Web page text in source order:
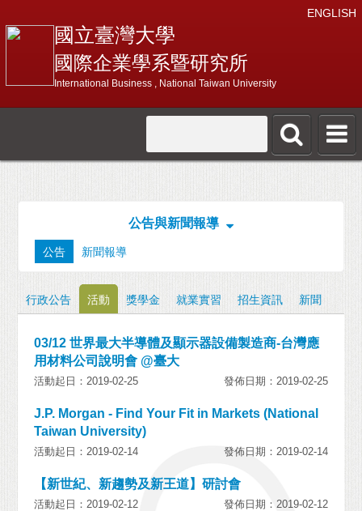
ENGLISH
國立臺灣大學
國際企業學系暨研究所
International Business , National Taiwan University
公告與新聞報導
公告 新聞報導
行政公告 活動 獎學金 就業實習 招生資訊 新聞
03/12 世界最大半導體及顯示器設備製造商-台灣應
用材料公司說明會 @臺大
活動起日：2019-02-25 發佈日期：2019-02-25
J.P. Morgan - Find Your Fit in Markets (National
Taiwan University)
活動起日：2019-02-14 發佈日期：2019-02-14
【新世紀、新趨勢及新王道】研討會
活動起日：2019-02-12 發佈日期：2019-02-12